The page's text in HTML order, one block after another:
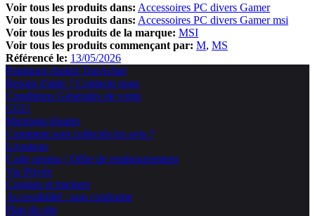
Voir tous les produits dans: Accessoires PC divers Gamer
Voir tous les produits dans: Accessoires PC divers Gamer msi
Voir tous les produits de la marque: MSI
Voir tous les produits commençant par: M MS
Référencé le: 13/05/2026
Pourquoi choisir TopAchat
Besoin d'aide ? Contacte nous
Conditions Générales de vente
CGU
Mentions légales
Comment sont collectés les avis ?
Livraison
Code promo / Offre de remboursement
Vie Privée
Cookies et trackers
Accessibilité : non conforme
Plan du site